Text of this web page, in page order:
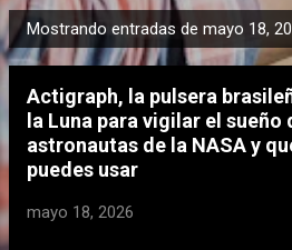
E
n
Mostrando entradas de mayo 18,
Actigraph, la pulsera
la Luna para vigilar el sueño
astronautas de la NASA y
puedes usar
mayo 18, 2026